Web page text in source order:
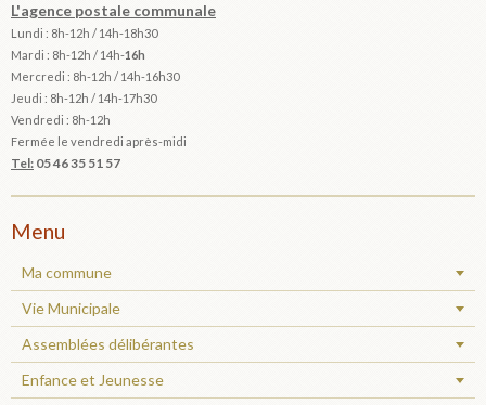
L'agence postale communale
Lundi : 8h-12h / 14h-18h30
Mardi : 8h-12h / 14h-16h
Mercredi : 8h-12h / 14h-16h30
Jeudi : 8h-12h / 14h-17h30
Vendredi : 8h-12h
Fermée le vendredi après-midi
Tel: 05 46 35 51 57
Menu
Ma commune
Vie Municipale
Assemblées délibérantes
Enfance et Jeunesse